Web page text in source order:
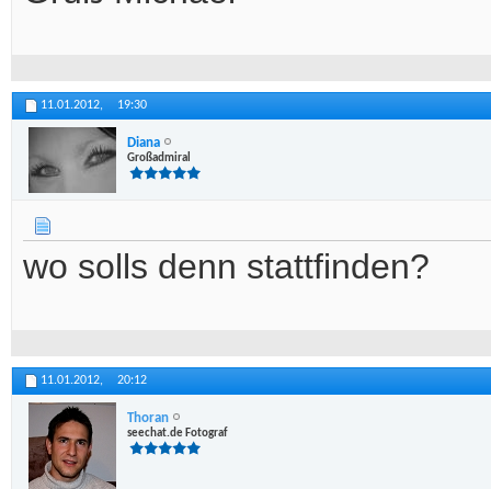
11.01.2012, 19:30
Diana
Großadmiral
wo solls denn stattfinden?
11.01.2012, 20:12
Thoran
seechat.de Fotograf